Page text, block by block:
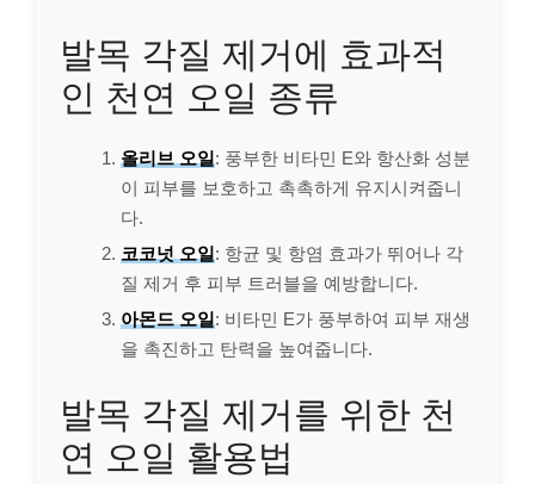
발목 각질 제거에 효과적
인 천연 오일 종류
올리브 오일: 풍부한 비타민 E와 항산화 성분
이 피부를 보호하고 촉촉하게 유지시켜줍니
다.
코코넛 오일: 항균 및 항염 효과가 뛰어나 각
질 제거 후 피부 트러블을 예방합니다.
아몬드 오일: 비타민 E가 풍부하여 피부 재생
을 촉진하고 탄력을 높여줍니다.
발목 각질 제거를 위한 천
연 오일 활용법